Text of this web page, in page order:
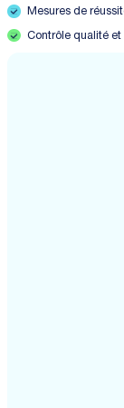
Mesures de
Contrôle qualité et